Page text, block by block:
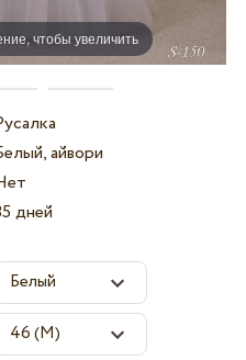
чтобы увеличить
айвори
дней